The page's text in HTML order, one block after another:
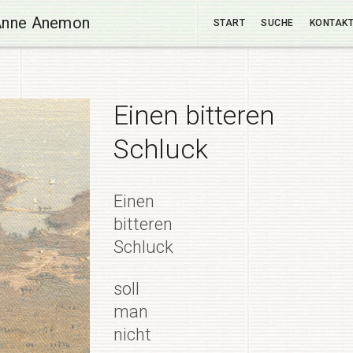
Anemon START SUCHE KONTAKT
Einen bitteren
Schluck
Einen
bitteren
Schluck
soll
man
nicht